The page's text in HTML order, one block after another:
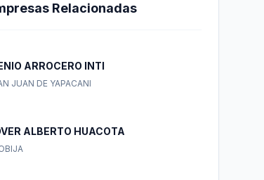
Relacionadas
ARROCERO INTI
JUAN DE YAPACANI
ALBERTO HUACOTA